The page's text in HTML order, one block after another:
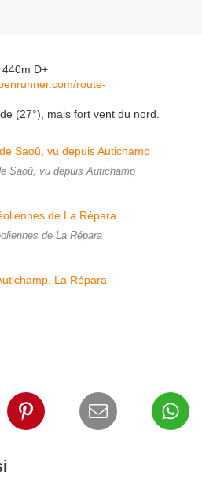
, 440m D+
route-
(27°), mais fort vent du nord.
Saoû, vu depuis Autichamp
de La Répara